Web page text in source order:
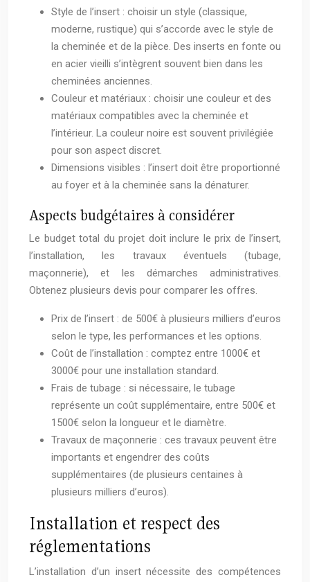
Style de l’insert : choisir un style (classique,
moderne, rustique) qui s’accorde avec le style de
la cheminée et de la pièce. Des inserts en fonte ou
en acier vieilli s’intègrent souvent bien dans les
cheminées anciennes.
Couleur et matériaux : choisir une couleur et des
matériaux compatibles avec la cheminée et
l’intérieur. La couleur noire est souvent privilégiée
pour son aspect discret.
Dimensions visibles : l’insert doit être proportionné
au foyer et à la cheminée sans la dénaturer.
Aspects budgétaires à considérer
Le budget total du projet doit inclure le prix de l’insert,
l’installation, les travaux éventuels (tubage,
maçonnerie), et les démarches administratives.
Obtenez plusieurs devis pour comparer les offres.
Prix de l’insert : de 500€ à plusieurs milliers d’euros
selon le type, les performances et les options.
Coût de l’installation : comptez entre 1000€ et
3000€ pour une installation standard.
Frais de tubage : si nécessaire, le tubage
représente un coût supplémentaire, entre 500€ et
1500€ selon la longueur et le diamètre.
Travaux de maçonnerie : ces travaux peuvent être
importants et engendrer des coûts
supplémentaires (de plusieurs centaines à
plusieurs milliers d’euros).
Installation et respect des
réglementations
L’installation d’un insert nécessite des compétences